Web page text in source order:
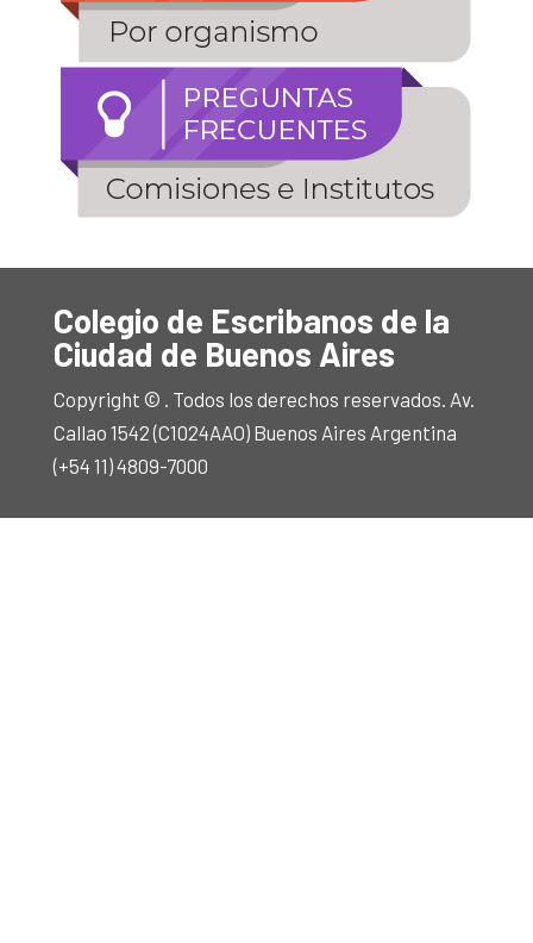
Colegio de Escribanos de la
Ciudad de Buenos Aires
Copyright © . Todos los derechos reservados. Av.
Callao 1542 (C1024AAO) Buenos Aires Argentina
(+54 11) 4809-7000